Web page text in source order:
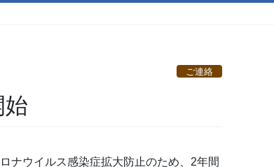
ご連絡
ナウイルス感染症拡大防止のため、2年間